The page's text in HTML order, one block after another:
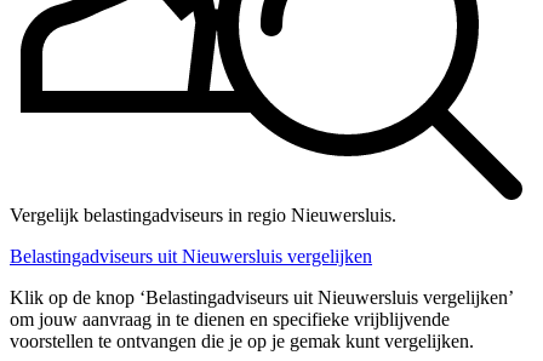
Vergelijk belastingadviseurs in regio Nieuwersluis.
Belastingadviseurs uit Nieuwersluis vergelijken
Klik op de knop ‘Belastingadviseurs uit Nieuwersluis vergelijken’
om jouw aanvraag in te dienen en specifieke vrijblijvende
voorstellen te ontvangen die je op je gemak kunt vergelijken.